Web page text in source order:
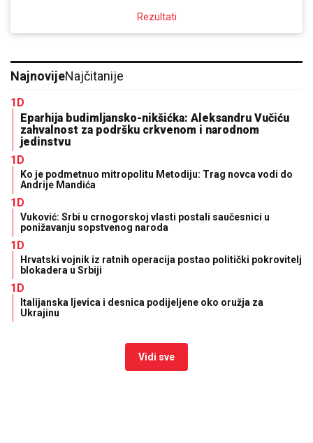
Rezultati
NajnovijeNajčitanije
1D
Eparhija budimljansko-nikšićka: Aleksandru Vučiću
zahvalnost za podršku crkvenom i narodnom
jedinstvu
1D
Ko je podmetnuo mitropolitu Metodiju: Trag novca vodi do
Andrije Mandića
1D
Vuković: Srbi u crnogorskoj vlasti postali saučesnici u
ponižavanju sopstvenog naroda
1D
Hrvatski vojnik iz ratnih operacija postao politički pokrovitelj
blokadera u Srbiji
1D
Italijanska ljevica i desnica podijeljene oko oružja za
Ukrajinu
Vidi sve